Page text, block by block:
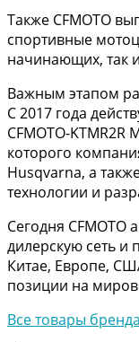
Также CFMOTO
спортивные
начинающих, так
Важным этапом
С 2017 года
CFMOTO-
которого
Husqvarna, а
технологии и
Сегодня CFMOTO
дилерскую сеть и
Китае, Европе,
позиции на
Все товары